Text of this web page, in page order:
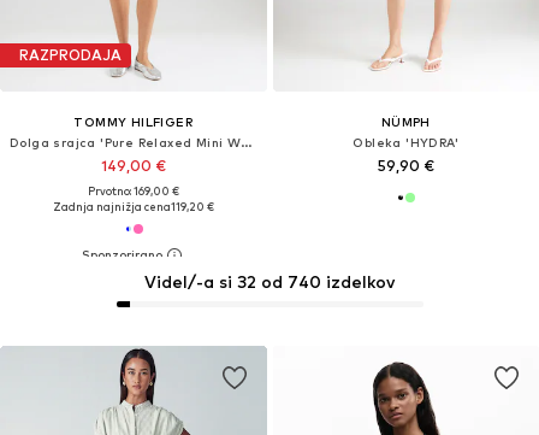
RAZPRODAJA
TOMMY HILFIGER
Dolga srajca 'Pure Relaxed Mini Wrap'
149,00 €
Prvotno: 169,00 €
Zadnja najnižja cena119,20 €
NÜMPH
Obleka 'HYDRA'
59,90 €
Videl/-a si 32 od 740 izdelkov